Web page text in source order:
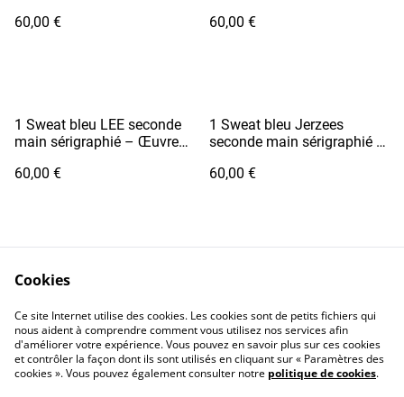
60,00 €
en sablier
60,00 €
1 Sweat bleu LEE seconde
main sérigraphié – Œuvre
60,00 €
1 Sweat bleu Jerzees
seconde main sérigraphié –
60,00 €
Conditions générales
Politique de
confidentialité
Cookies
Ce site Internet utilise des cookies. Les cookies sont de petits fichiers qui
nous aident à comprendre comment vous utilisez nos services afin
d'améliorer votre expérience. Vous pouvez en savoir plus sur ces cookies
et contrôler la façon dont ils sont utilisés en cliquant sur « Paramètres des
cookies ». Vous pouvez également consulter notre politique de cookies.